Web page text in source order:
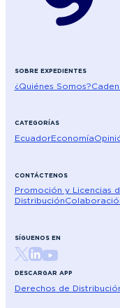
SOBRE EXPEDIENTES
¿Quiénes Somos?
CATEGORÍAS
EcuadorEconomía
CONTÁCTENOS
Promoción y Licencias
Distribución
SÍGUENOS EN
DESCARGAR APP
Derechos de